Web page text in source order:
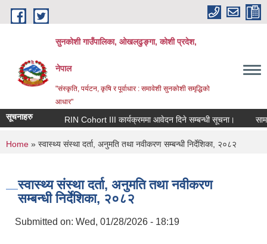
Skip to main content
सुनकोशी गाउँपालिका, ओखलढुङ्गा, कोशी प्रदेश,
नेपाल
"संस्कृति, पर्यटन, कृषि र पूर्वाधार : समावेशी सुनकोशी समृद्धिको
आधार"
सूचनाहरु RIN Cohort III कार्यक्रममा आवेदन दिने सम्बन्धी सूचना।
You are here
Home » स्वास्थ्य संस्था दर्ता, अनुमति तथा नवीकरण सम्बन्धी निर्देशिका, २०८२
स्वास्थ्य संस्था दर्ता, अनुमति तथा नवीकरण
सम्बन्धी निर्देशिका, २०८२
Submitted on: Wed, 01/28/2026 - 18:19